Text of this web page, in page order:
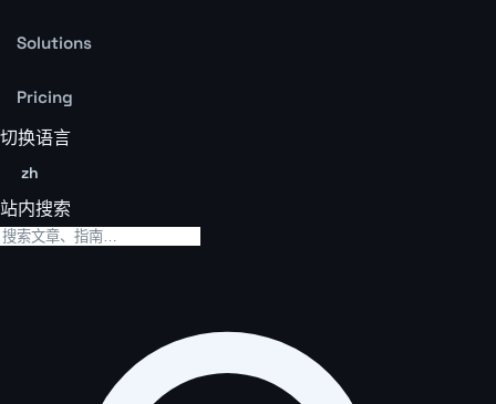
Solutions
Pricing
切换语言
zh
站内搜索